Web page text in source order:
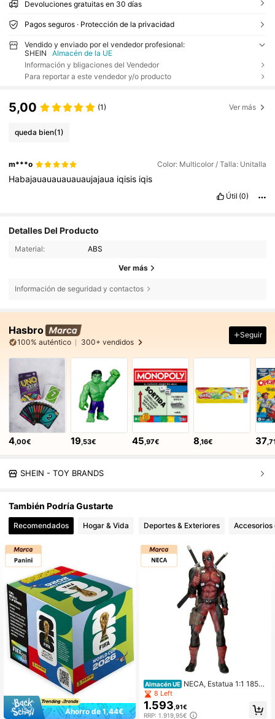
Devoluciones gratuitas en 30 días
Pagos seguros · Protección de la privacidad
Vendido y enviado por el vendedor profesional:
SHEIN
Almacén de la UE
Información y bligaciones del Vendedor
Para reportar a este vendedor y/o producto
5,00 (1) Ver más
queda bien(1)
m***o Color: Multicolor / Talla: Unitalla
Habajauauauauauaujajaua iqisis iqis
Útil (0)
Detalles Del Producto
Material: ABS
Ver más
Información de seguridad y contactos
Hasbro
100% auténtico 300+ vendidos
Seguir
4,00€ 19,53€ 45,97€ 8,16€ 37
SHEIN - TOY BRANDS
También Podría Gustarte
Recomendados Hogar & Vida Deportes & Exteriores Accesorios
Ahorro de 1,44€
Almacén UE NECA, Estatua 1:1 185C
m De Life Size
8 Left
1.593 ,91€
RRP: 1.919,95€